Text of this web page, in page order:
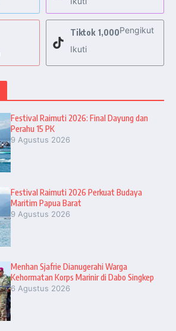
Tiktok 1,000Pengikut
Ikuti
Festival Raimuti 2026: Final Dayung dan
Perahu 15 PK
9 Agustus 2026
Festival Raimuti 2026 Perkuat Budaya
Maritim Papua Barat
9 Agustus 2026
Menhan Sjafrie Dianugerahi Warga
Kehormatan Korps Marinir di Dabo Singkep
6 Agustus 2026